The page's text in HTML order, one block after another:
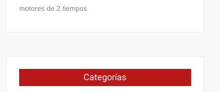
motores de 2 tiempos
Categorías